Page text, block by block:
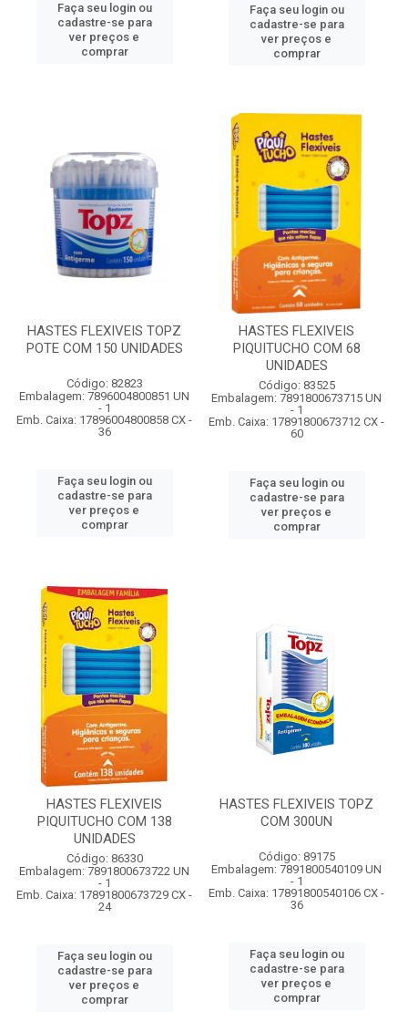
Faça seu login ou
cadastre-se para
ver preços e
comprar
Faça seu login ou
cadastre-se para
ver preços e
comprar
HASTES FLEXIVEIS TOPZ
POTE COM 150 UNIDADES
Código: 82823
Embalagem: 7896004800851 UN
- 1
Emb. Caixa: 17896004800858 CX -
36
Faça seu login ou
cadastre-se para
ver preços e
comprar
HASTES FLEXIVEIS
PIQUITUCHO COM 68
UNIDADES
Código: 83525
Embalagem: 7891800673715 UN
- 1
Emb. Caixa: 17891800673712 CX -
60
Faça seu login ou
cadastre-se para
ver preços e
comprar
HASTES FLEXIVEIS
PIQUITUCHO COM 138
UNIDADES
Código: 86330
Embalagem: 7891800673722 UN
- 1
Emb. Caixa: 17891800673729 CX -
24
Faça seu login ou
cadastre-se para
ver preços e
comprar
HASTES FLEXIVEIS TOPZ
COM 300UN
Código: 89175
Embalagem: 7891800540109 UN
- 1
Emb. Caixa: 17891800540106 CX -
36
Faça seu login ou
cadastre-se para
ver preços e
comprar